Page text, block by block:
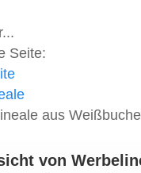
Seite:
aus Weißbuche
von